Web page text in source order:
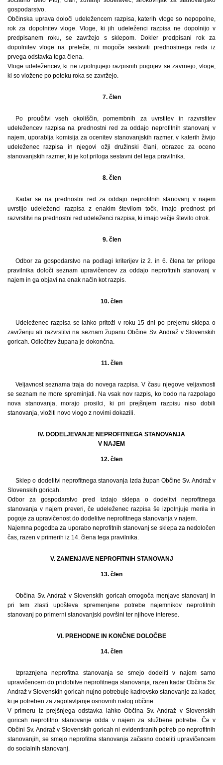
gospodarstvo.
Občinska uprava določi udeležencem razpisa, katerih vloge so nepopolne,
rok za dopolnitev vloge. Vloge, ki jih udeleženci razpisa ne dopolnijo v
predpisanem roku, se zavržejo s sklepom. Dokler predpisani rok za
dopolnitev vloge na preteče, ni mogoče sestaviti prednostnega reda iz
prvega odstavka tega člena.
Vloge udeležencev, ki ne izpolnjujejo razpisnih pogojev se zavrnejo, vloge,
ki so vložene po poteku roka se zavržejo.
7. člen
Po proučitvi vseh okoliščin, pomembnih za uvrstitev in razvrstitev
udeležencev razpisa na prednostni red za oddajo neprofitnih stanovanj v
najem, uporablja komisija za ocenitev stanovanjskih razmer, v katerih živijo
udeleženec razpisa in njegovi ožji družinski člani, obrazec za oceno
stanovanjskih razmer, ki je kot priloga sestavni del tega pravilnika.
8. člen
Kadar se na prednostni red za oddajo neprofitnih stanovanj v najem
uvrstijo udeleženci razpisa z enakim številom točk, imajo prednost pri
razvrstitvi na prednostni red udeleženci razpisa, ki imajo večje število otrok.
9. člen
Odbor za gospodarstvo na podlagi kriterijev iz 2. in 6. člena ter priloge
pravilnika določi seznam upravičencev za oddajo neprofitnih stanovanj v
najem in ga objavi na enak način kot razpis.
10. člen
Udeleženec razpisa se lahko pritoži v roku 15 dni po prejemu sklepa o
zavrženju ali razvrstitvi na seznam županu Občine Sv. Andraž v Slovenskih
goricah. Odločitev župana je dokončna.
11. člen
Veljavnost seznama traja do novega razpisa. V času njegove veljavnosti
se seznam ne more spreminjati. Na vsak nov razpis, ko bodo na razpolago
nova stanovanja, morajo prosilci, ki pri prejšnjem razpisu niso dobili
stanovanja, vložiti novo vlogo z novimi dokazili.
IV. DODELJEVANJE NEPROFITNEGA STANOVANJA
V NAJEM
12. člen
Sklep o dodelitvi neprofitnega stanovanja izda župan Občine Sv. Andraž v
Slovenskih goricah.
Odbor za gospodarstvo pred izdajo sklepa o dodelitvi neprofitnega
stanovanja v najem preveri, če udeleženec razpisa še izpolnjuje merila in
pogoje za upravičenost do dodelitve neprofitnega stanovanja v najem.
Najemna pogodba za uporabo neprofitnih stanovanj se sklepa za nedoločen
čas, razen v primerih iz 14. člena tega pravilnika.
V. ZAMENJAVE NEPROFITNIH STANOVANJ
13. člen
Občina Sv. Andraž v Slovenskih goricah omogoča menjave stanovanj in
pri tem zlasti upošteva spremenjene potrebe najemnikov neprofitnih
stanovanj po primerni stanovanjski površini ter njihove interese.
VI. PREHODNE IN KONČNE DOLOČBE
14. člen
Izpraznjena neprofitna stanovanja se smejo dodeliti v najem samo
upravičencem do pridobitve neprofitnega stanovanja, razen kadar Občina Sv.
Andraž v Slovenskih goricah nujno potrebuje kadrovsko stanovanje za kader,
ki je potreben za zagotavljanje osnovnih nalog občine.
V primeru iz prejšnjega odstavka lahko Občina Sv. Andraž v Slovenskih
goricah neprofitno stanovanje odda v najem za službene potrebe. Če v
Občini Sv. Andraž v Slovenskih goricah ni evidentiranih potreb po neprofitnih
stanovanjih, se smejo neprofitna stanovanja začasno dodeliti upravičencem
do socialnih stanovanj.